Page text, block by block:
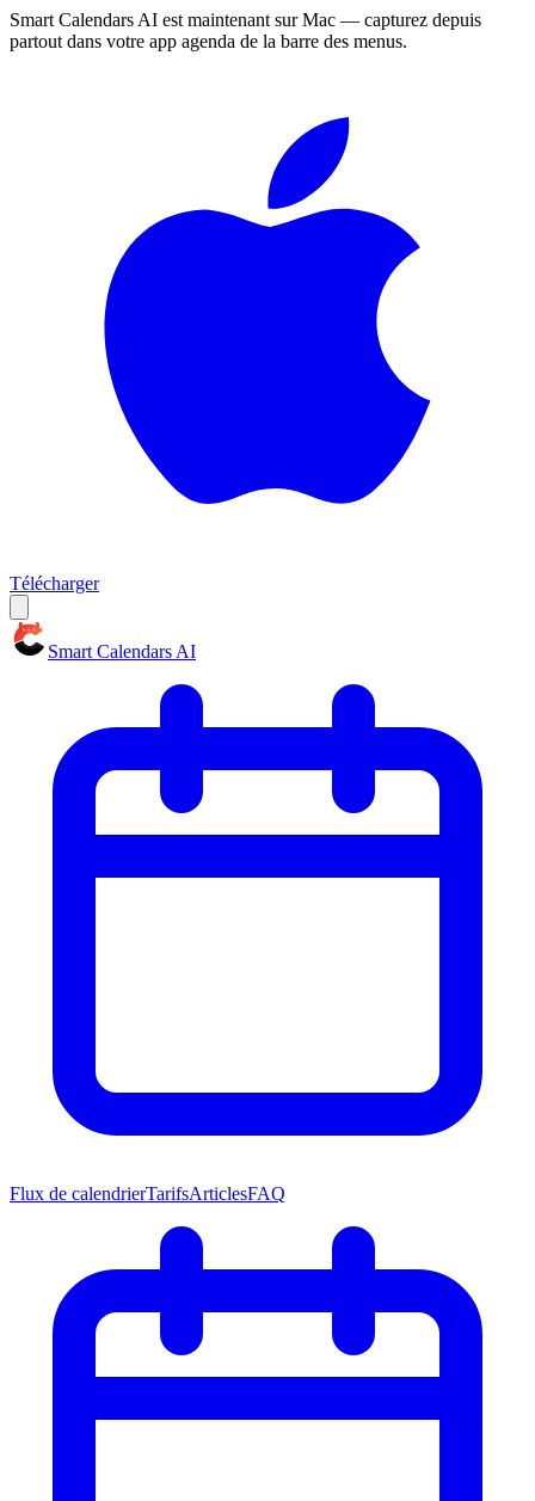
Smart Calendars AI est maintenant sur Mac — capturez depuis
partout dans votre app agenda de la barre des menus.
Télécharger
Smart Calendars AI
Flux de calendrierTarifsArticlesFAQ